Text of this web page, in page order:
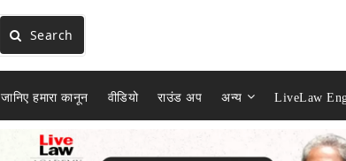
Search
जानिए हमारा कानून वीडियो राउंड अप अन्य LiveLaw